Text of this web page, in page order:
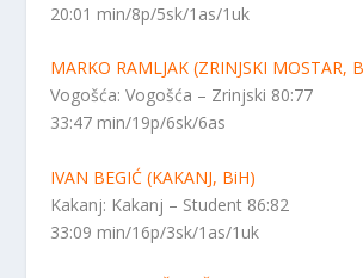
20:01 min/8p/5sk/1as/1uk
MARKO RAMLJAK (ZRINJSKI MOSTAR,
Vogošća: Vogošća – Zrinjski 80:77
33:47 min/19p/6sk/6as
IVAN BEGIĆ (KAKANJ, BiH)
Kakanj: Kakanj – Student 86:82
33:09 min/16p/3sk/1as/1uk